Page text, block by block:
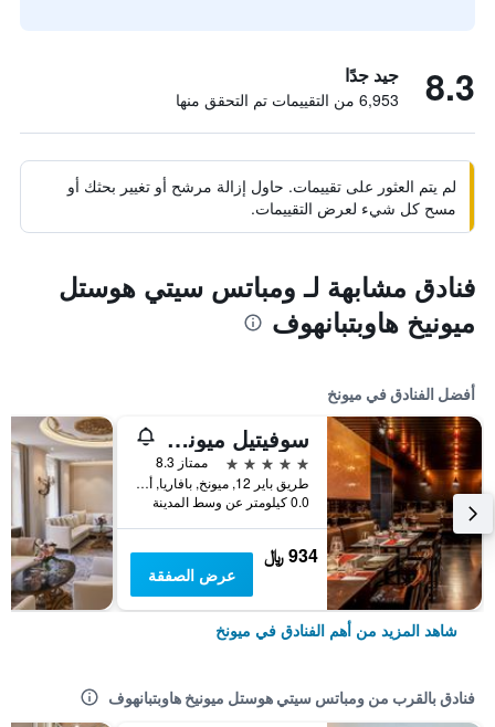
8.3 جيد جدًا
6,953 من التقييمات تم التحقق منها
لم يتم العثور على تقييمات. حاول إزالة مرشح أو تغيير بحثك أو
مسح كل شيء لعرض التقييمات.
فنادق مشابهة لـ ومباتس سيتي هوستل
ميونيخ هاوبتبانهوف
أفضل الفنادق في ميونخ
سوفيتيل ميونيخ بايربوست
5 نجوم
ممتاز 8.3
طريق باير 12, ميونخ, بافاريا, ألمانيا
0.0 كيلومتر عن وسط المدينة
934 ﷼
عرض الصفقة
شاهد المزيد من أهم الفنادق في ميونخ
فنادق بالقرب من ومباتس سيتي هوستل ميونيخ هاوبتبانهوف